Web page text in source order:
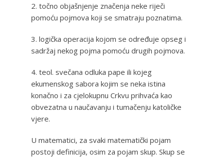
2. točno objašnjenje značenja neke riječi
pomoću pojmova koji se smatraju poznatima.
3. logička operacija kojom se određuje opseg i
sadržaj nekog pojma pomoću drugih pojmova.
4. teol. svečana odluka pape ili kojeg
ekumenskog sabora kojim se neka istina
konačno i za cjelokupnu Crkvu prihvaća kao
obvezatna u naučavanju i tumačenju katoličke
vjere.
U matematici, za svaki matematički pojam
postoji definicija, osim za pojam skup. Skup se